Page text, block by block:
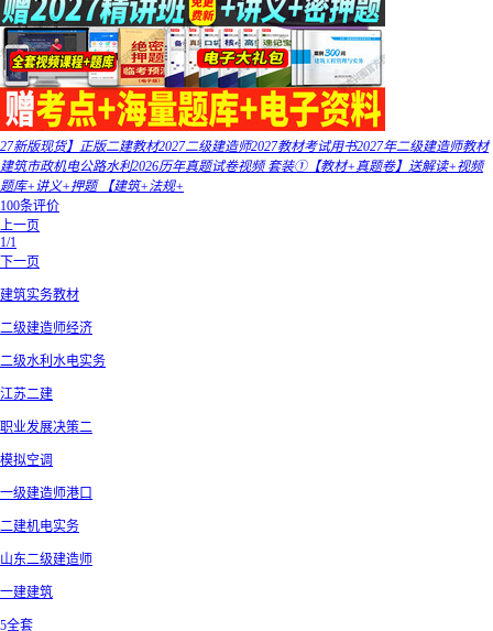
27新版现货】正版二建教材2027二级建造师2027教材考试用书2027年二级建造师教材
建筑市政机电公路水利2026历年真题试卷视频 套装①【教材+真题卷】送解读+视频
题库+讲义+押题 【建筑+法规+
100条评价
上一页
1/1
下一页
建筑实务教材
二级建造师经济
二级水利水电实务
江苏二建
职业发展决策二
模拟空调
一级建造师港口
二建机电实务
山东二级建造师
一建建筑
5全套